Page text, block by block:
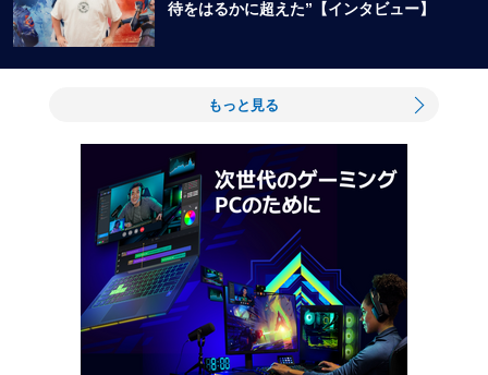
待をはるかに超えた”【インタビュー】
もっと見る